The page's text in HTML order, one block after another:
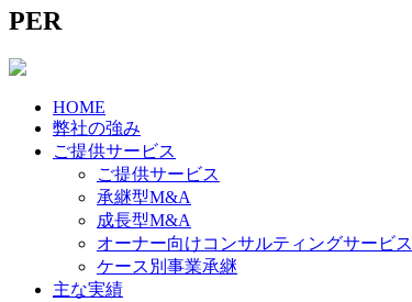
PER
HOME
弊社の強み
ご提供サービス
ご提供サービス
承継型M&A
成長型M&A
オーナー向けコンサルティングサービス
ケース別事業承継
主な実績